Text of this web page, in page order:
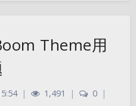
Theme用
| 1,491 | 0 |